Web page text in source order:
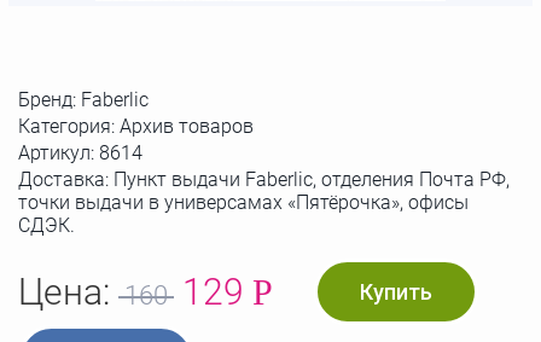
Бренд: Faberlic
Категория: Архив товаров
Артикул: 8614
Доставка: Пункт выдачи Faberlic, отделения Почта РФ,
точки выдачи в универсамах «Пятёрочка», офисы
СДЭК.
Цена: 160 129 Р Купить